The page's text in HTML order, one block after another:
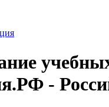
-